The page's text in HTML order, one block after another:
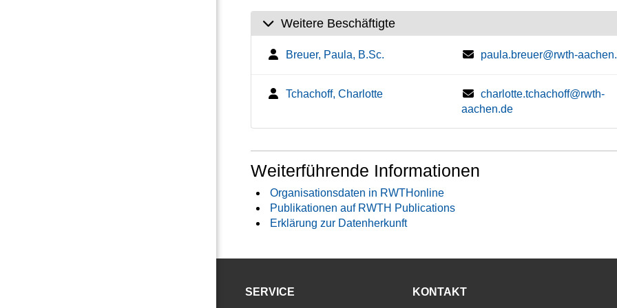
Weitere Beschäftigte
Breuer, Paula, B.Sc. paula.breuer@rwth-
Tchachoff, Charlotte
charlotte.tchachoff@rwth-
aachen.de
Weiterführende Informationen
Organisationsdaten in RWTHonline
Publikationen auf RWTH Publications
Erklärung zur Datenherkunft
SERVICE KONTAKT